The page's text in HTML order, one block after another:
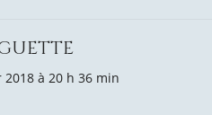
2018 à 20 h 36 min